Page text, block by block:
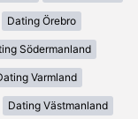
Dating Örebro
Södermanland
Varmland
Dating Västmanland